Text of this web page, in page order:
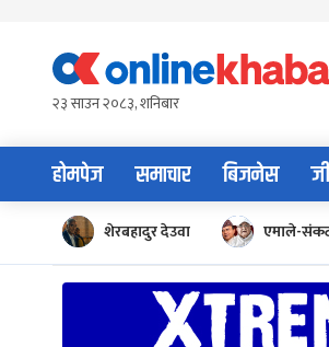
content२३ साउन २०८३, शनिबार
होमपेज समाचार बिजनेस
शेरबहादुर देउवा एमाले-